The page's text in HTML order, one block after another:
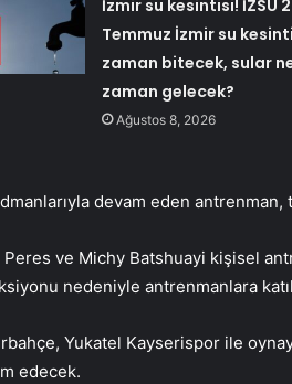
İzmir su kesintisi! İZSU
Temmuz İzmir su
zaman bitecek, sular
zaman gelecek?
Ağustos 8, 2026
devam eden
Peres ve Michy Batshuayi kişisel
nedeniyle antrenmanlara
Yukatel Kayserispor ile
edecek.